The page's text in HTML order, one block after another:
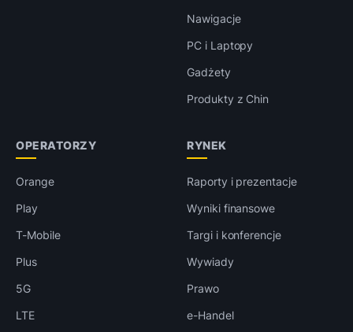
Nawigacje
PC i Laptopy
Gadżety
Produkty z Chin
OPERATORZY
Orange
Play
T-Mobile
Plus
5G
LTE
RYNEK
Raporty i prezentacje
Wyniki finansowe
Targi i konferencje
Wywiady
Prawo
e-Handel